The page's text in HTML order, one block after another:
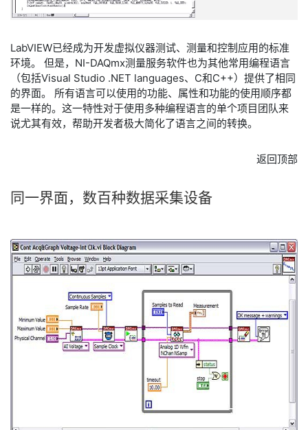
LabVIEW已经成为开发虚拟仪器测试、测量和控制应用的标准
环境。 但是，NI-DAQmx测量服务软件也为其他常用编程语言
（包括Visual Studio .NET languages、C和C++）提供了相同
的界面。 所有语言可以使用的功能、属性和功能的使用顺序都
是一样的。这一特性对于使用多种编程语言的单个项目团队来
说尤其有效，帮助开发者极大简化了语言之间的转换。
返回顶部
同一界面， 数百种数据采集设备